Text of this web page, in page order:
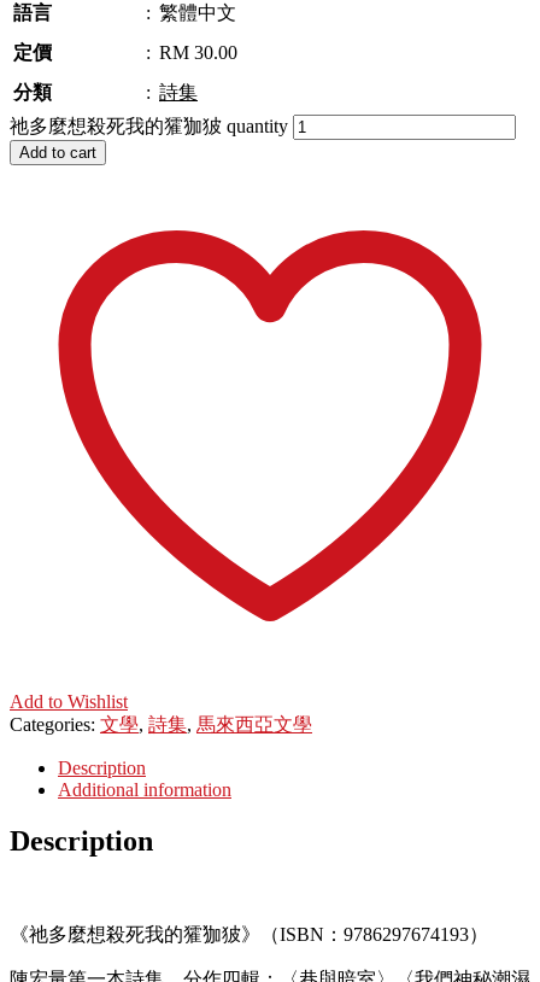
語言
: 繁體中文
定價
: RM 30.00
分類
: 詩集
祂多麼想殺死我的㺢㹢狓 quantity
Add to cart
Add to Wishlist
Categories: 文學, 詩集, 馬來西亞文學
Description
Additional information
Description
《祂多麼想殺死我的㺢㹢狓》（ISBN：9786297674193）